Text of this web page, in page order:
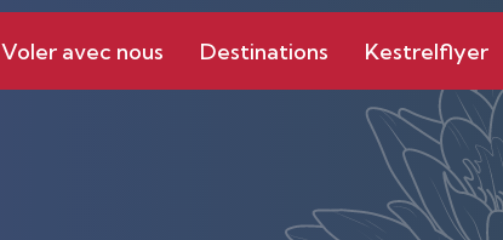
Voler avec nous Destinations Kestrelflyer